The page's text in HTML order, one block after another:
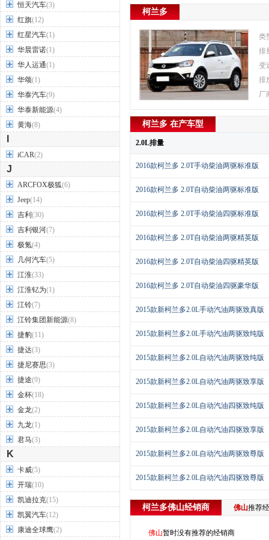
恒天汽车(3)
红旗(12)
红星汽车(1)
华晨雷诺(1)
华人运通(1)
华颂(1)
华泰汽车(9)
华泰新能源(4)
黄海(8)
iCAR(2)
J
ARCFOX极狐(6)
Jeep(14)
吉利 (30)
吉利银河(7)
极氪(4)
几何汽车(5)
江淮(33)
江淮钇为(1)
江铃(7)
江铃集团新能源(8)
捷豹(11)
捷达(3)
捷尼赛思(3)
捷途(9)
金杯(18)
金龙(2)
九龙(1)
君马(3)
K
卡威(5)
开瑞(10)
凯迪拉克(15)
凯翼汽车(12)
康迪全球鹰(2)
柯兰多
类
排
变
排
厂
柯兰多 在产车型
2.0L排量
2016款柯兰多 2.0T手动柴油两驱标准版
2016款柯兰多 2.0T自动柴油两驱标准版
2016款柯兰多 2.0T手动柴油四驱标准版
2016款柯兰多 2.0T自动柴油两驱精英版
2016款柯兰多 2.0T自动柴油四驱精英版
2016款柯兰多 2.0T自动柴油四驱豪华版
2015款新柯兰多2.0L手动汽油两驱致真版
2015款新柯兰多2.0L手动汽油两驱致纯版
2015款新柯兰多2.0L自动汽油两驱致纯版
2015款新柯兰多2.0L自动汽油两驱致享版
2015款新柯兰多2.0L自动汽油四驱致纯版
2015款新柯兰多2.0L自动汽油四驱致享版
2015款新柯兰多2.0L自动汽油两驱致尊版
2015款新柯兰多2.0L自动汽油四驱致尊版
柯兰多佛山经销商 佛山推荐
佛山暂时没有推荐的经销商